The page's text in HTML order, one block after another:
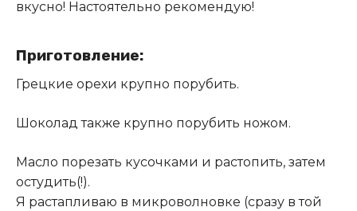
вкусно! Настоятельно рекомендую!
Приготовление:
Грецкие орехи крупно порубить.
Шоколад также крупно порубить ножом.
Масло порезать кусочками и растопить, затем
остудить(!).
Я растапливаю в микроволновке (сразу в той